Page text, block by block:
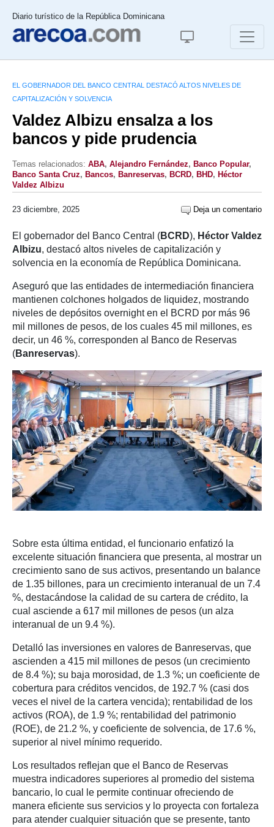
Diario turístico de la República Dominicana
EL GOBERNADOR DEL BANCO CENTRAL DESTACÓ ALTOS NIVELES DE
CAPITALIZACIÓN Y SOLVENCIA
Valdez Albizu ensalza a los
bancos y pide prudencia
Temas relacionados: ABA, Alejandro Fernández, Banco Popular,
Banco Santa Cruz, Bancos, Banreservas, BCRD, BHD, Héctor
Valdez Albizu
23 diciembre, 2025 Deja un comentario
El gobernador del Banco Central (BCRD), Héctor Valdez
Albizu, destacó altos niveles de capitalización y
solvencia en la economía de República Dominicana.
Aseguró que las entidades de intermediación financiera
mantienen colchones holgados de liquidez, mostrando
niveles de depósitos overnight en el BCRD por más 96
mil millones de pesos, de los cuales 45 mil millones, es
decir, un 46 %, corresponden al Banco de Reservas
(Banreservas).
Sobre esta última entidad, el funcionario enfatizó la
excelente situación financiera que presenta, al mostrar un
crecimiento sano de sus activos, presentando un balance
de 1.35 billones, para un crecimiento interanual de un 7.4
%, destacándose la calidad de su cartera de crédito, la
cual asciende a 617 mil millones de pesos (un alza
interanual de un 9.4 %).
Detalló las inversiones en valores de Banreservas, que
ascienden a 415 mil millones de pesos (un crecimiento
de 8.4 %); su baja morosidad, de 1.3 %; un coeficiente de
cobertura para créditos vencidos, de 192.7 % (casi dos
veces el nivel de la cartera vencida); rentabilidad de los
activos (ROA), de 1.9 %; rentabilidad del patrimonio
(ROE), de 21.2 %, y coeficiente de solvencia, de 17.6 %,
superior al nivel mínimo requerido.
Los resultados reflejan que el Banco de Reservas
muestra indicadores superiores al promedio del sistema
bancario, lo cual le permite continuar ofreciendo de
manera eficiente sus servicios y lo proyecta con fortaleza
para atender cualquier situación que se presente, tanto